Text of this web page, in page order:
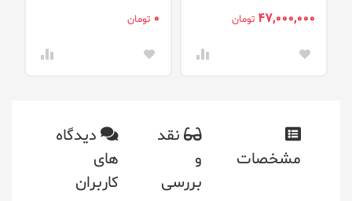
47,000,000 تومان 0 تومان
مشخصات
نقد
و
بررسی
دیدگاه
های
کاربران